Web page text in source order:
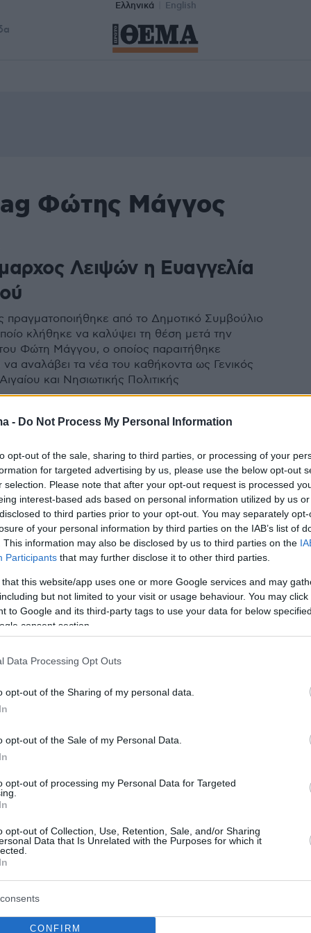
- Do Not Process My Personal Information
opt-out of the sale, sharing to third parties, or processing of your
for targeted advertising by us, please use the below opt-out
selection. Please note that after your opt-out request is processed
interest-based ads based on personal information utilized by us
to third parties prior to your opt-out. You may separately
of your personal information by third parties on the IAB’s list of
This information may also be disclosed by us to third parties on the
Participants that may further disclose it to other third parties.
that this website/app uses one or more Google services and may
but not limited to your visit or usage behaviour. You may
to Google and its third-party tags to use your data for below
consent section.
Data Processing Opt Outs
opt-out of the Sharing of my personal data.
opt-out of the Sale of my Personal Data.
opt-out of processing my Personal Data for Targeted
opt-out of Collection, Use, Retention, Sale, and/or Sharing
Data that Is Unrelated with the Purposes for which it
CONFIRM
Ελληνικά English
Φώτης Μάγγος
Λειψών η Ευαγγελία
πραγματοποιήθηκε από το Δημοτικό Συμβούλιο
κλήθηκε να καλύψει τη θέση μετά την
Φώτη Μάγγου, ο οποίος παραιτήθηκε
να αναλάβει τα νέα του καθήκοντα ως Γενικός
και Νησιωτικής Πολιτικής
της ζωής μου», λέει ο Φώτης
για την παραίτησή του από
Λειψών
Γενικός Γραματέας Αιγαίου και Νησιωτικής Πολιτικής
9
Γραματέας Αιγαίου και
Πολιτικής ο δήμαρχος
Φώτης Μάγγος
ξεκίνησε από τη μετακίνηση του
που ανέλαβε στη θέση του Θύμιου
στο υπουργείο Περιβάλλοντος
7
γίνονται πρότυπος
υδατικής αυτονομίας με
διαρροές
διάστημα θα δρομολογηθεί η προμήθεια και
αυτόματου συστήματος χλωρίωσης